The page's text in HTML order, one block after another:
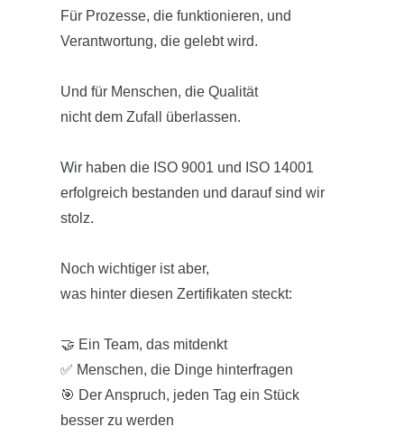
Für Prozesse, die funktionieren, und
Verantwortung, die gelebt wird.
Und für Menschen, die Qualität
nicht dem Zufall überlassen.
Wir haben die ISO 9001 und ISO 14001
erfolgreich bestanden und darauf sind wir
stolz.
Noch wichtiger ist aber,
was hinter diesen Zertifikaten steckt:
🤝 Ein Team, das mitdenkt
✅ Menschen, die Dinge hinterfragen
🎯 Der Anspruch, jeden Tag ein Stück
besser zu werden
Anforderungen?
👉 Jystella Diljaj
Kunden bei allen Fragen rund um
Compliance
und der praktischen Umsetzung auf
Die meist gestellten Fragen:
✔ Welche Information müssen auf mein
Etikett?
✔ Wie lassen sich regulatorische
Anforderungen praktikabel umsetzen?
Starte deine Ausbildung zur Fachkraft für
Du sorgst dafür, dass Waren ankommen,
Dabei lernst du moderne Lagertechnik
kennen und wirst Schritt für Schritt zum
Und das Beste: Staplerfahren darfst du
Neugierig geworden?
Dann bewirb dich jetzt: